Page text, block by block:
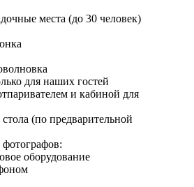
места (до 30 человек)
для наших гостей
и кабиной для
(по предварительной
оборудование